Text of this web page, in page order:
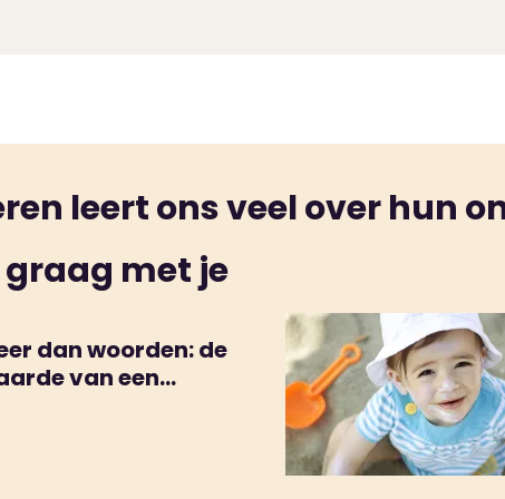
leert ons veel over hun
graag met je
dan woorden: de
van een